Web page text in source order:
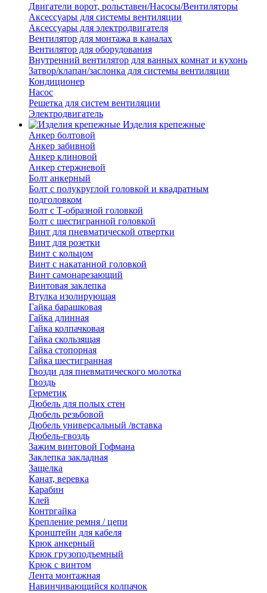
Двигатели ворот, рольставен/Насосы/Вентиляторы
Аксессуары для системы вентиляции
Аксессуары для электродвигателя
Вентилятор для монтажа в каналах
Вентилятор для оборудования
Внутренний вентилятор для ванных комнат и кухонь
Затвор/клапан/заслонка для системы вентиляции
Кондиционер
Насос
Решетка для систем вентиляции
Электродвигатель
Изделия крепежные
Анкер болтовой
Анкер забивной
Анкер клиновой
Анкер стержневой
Болт анкерный
Болт с полукруглой головкой и квадратным
подголовком
Болт с Т-образной головкой
Болт с шестигранной головкой
Винт для пневматической отвертки
Винт для розетки
Винт с кольцом
Винт с накатанной головкой
Винт самонарезающий
Винтовая заклепка
Втулка изолирующая
Гайка барашковая
Гайка длинная
Гайка колпачковая
Гайка скользящая
Гайка стопорная
Гайка шестигранная
Гвозди для пневматического молотка
Гвоздь
Герметик
Дюбель для полых стен
Дюбель резьбовой
Дюбель универсальный /вставка
Дюбель-гвоздь
Зажим винтовой Гофмана
Заклепка закладная
Защелка
Канат, веревка
Карабин
Клей
Контргайка
Крепление ремня / цепи
Кронштейн для кабеля
Крюк анкерный
Крюк грузоподъемный
Крюк с винтом
Лента монтажная
Навинчивающийся колпачок